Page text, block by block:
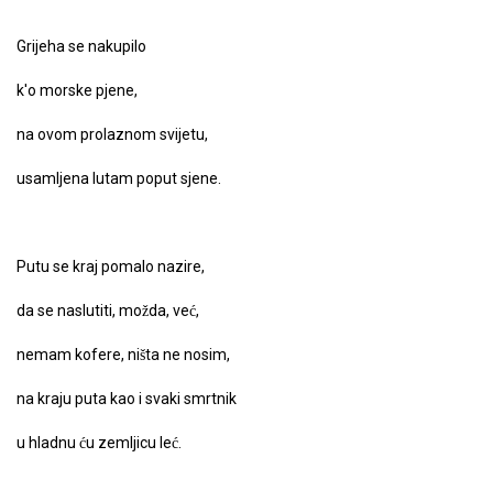
Grijeha se nakupilo
k'o morske pjene,
na ovom prolaznom svijetu,
usamljena lutam poput sjene.
Putu se kraj pomalo nazire,
da se naslutiti, možda, već,
nemam kofere, ništa ne nosim,
na kraju puta kao i svaki smrtnik
u hladnu ću zemljicu leć.